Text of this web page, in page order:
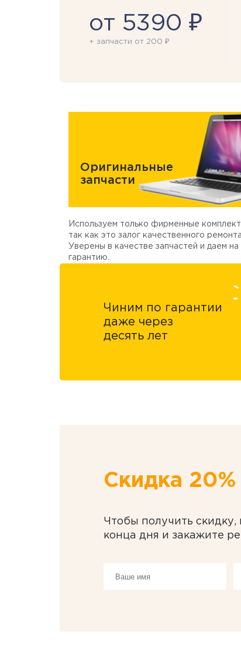
от 5390 ₽
+ запчасти от 200 ₽
Оригинальные
запчасти
Используем только фирменные
так как это залог качественного ремонта.
Уверены в качестве запчастей и даем на
гарантию.
Чиним по гарантии
даже через
десять лет
Скидка 20%
Чтобы получить скидку,
конца дня и закажите